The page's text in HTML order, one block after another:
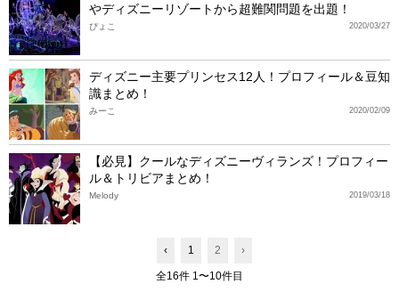
やディズニーリゾートから超難関問題を出題！
2020/03/27
ぴょこ
ディズニー主要プリンセス12人！プロフィール＆豆知
識まとめ！
2020/02/09
みーこ
【必見】クールなディズニーヴィランズ！プロフィー
ル＆トリビアまとめ！
2019/03/18
Melody
‹ 1 2 ›
全16件 1〜10件目